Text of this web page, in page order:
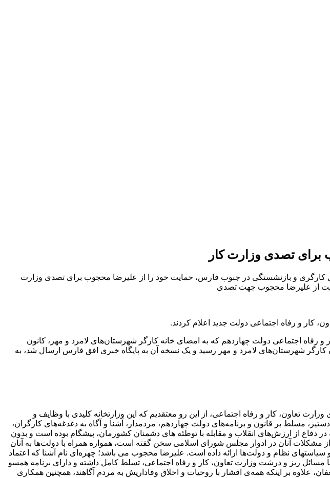
تصدی وزارت کار
و بازنشستگی در جنوب فارس، حمایت خود را از علیرضا محجوب برای تصدی وزارت
از علیرضا محجوب جهت تصدی
و رفاه اجتماعی دولت جدید اعلام کردند.
رفاه اجتماعی دولت چهاردهم که به امضای خانه کارگر شهرستان‌های لامرد و مهر، کانون
کارگر شهرستان‌های لامرد و مهر رسید و یک نسخه آن به پایگاه خبری افق فارس ارسال شد، به
تعاون، کار و رفاه اجتماعی، از این رو معتقدیم که این وزارتخانه کلیدی با وظایف و
مسلط بر قانون و برنامه‌های دولت چهاردهم، مردمدار، آشنا و آگاه‌ به دغدغه‌های کارگران،
دفاع از ارزش‌های انقلاب و مقابله با توطئه های دشمنان کشورمان، پیشگام بوده است و بدون
مشکلات آنان در ادوار مجلس شورای اسلامی سخن گفته است، همواره همراه با دولت‌ها به آنان
نظام و دولت‌ها ارائه داده است. علیرضا محجوب‌‌ می باشد؛ چهره‌ای نام آشنا که اعتماد
ریز و درشت وزارت تعاون، کار و رفاه اجتماعی، تسلط کامل داشته و دارای برنامه همسو
بر اینکه همه‌ی اقشار با روحیات و اخلاق وفاداریش به مردم آگاهند، همچنین همکاری